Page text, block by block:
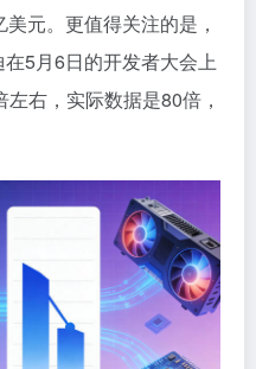
元。更值得关注的是，
5月6日的开发者大会上
右，实际数据是80倍，